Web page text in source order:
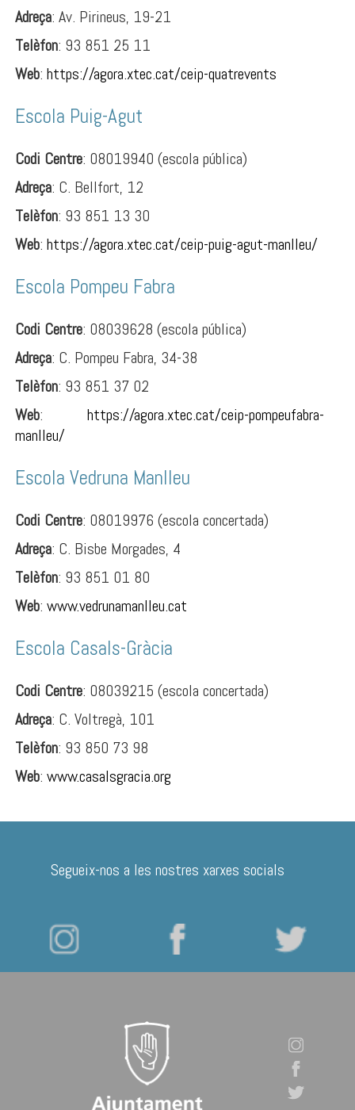
Adreça: Av. Pirineus, 19-21
Telèfon: 93 851 25 11
Web: https://agora.xtec.cat/ceip-quatrevents
Escola Puig-Agut
Codi Centre: 08019940 (escola pública)
Adreça: C. Bellfort, 12
Telèfon: 93 851 13 30
Web: https://agora.xtec.cat/ceip-puig-agut-manlleu/
Escola Pompeu Fabra
Codi Centre: 08039628 (escola pública)
Adreça: C. Pompeu Fabra, 34-38
Telèfon: 93 851 37 02
Web:https://agora.xtec.cat/ceip-pompeufabra-
manlleu/
Escola Vedruna Manlleu
Codi Centre: 08019976 (escola concertada)
Adreça: C. Bisbe Morgades, 4
Telèfon: 93 851 01 80
Web: www.vedrunamanlleu.cat
Escola Casals-Gràcia
Codi Centre: 08039215 (escola concertada)
Adreça: C. Voltregà, 101
Telèfon: 93 850 73 98
Web: www.casalsgracia.org
Segueix-nos a les nostres xarxes socials